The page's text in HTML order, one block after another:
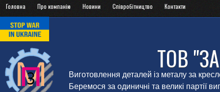
Головна Про компанію Новини Співробітництво Контакти
ТОВ
Виготовлення деталей із металу за
Беремося за одиничні та великі партії